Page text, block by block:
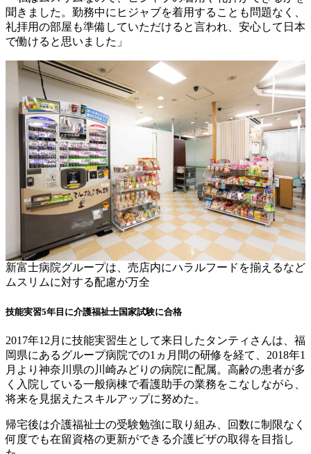
聞きました。勤務中にヒジャブを着用することも問題なく、
礼拝用の部屋も準備していただけると言われ、安心して日本
で働けると思いました」
新富士病院グループは、売店内にハラルフードを揃えるなど
ムスリムに対する配慮が万全
技能実習5年目に介護福祉士国家試験に合格
2017年12月に技能実習生として来日したタンティさんは、福
岡県にあるグループ病院での1ヵ月間の研修を経て、2018年1
月より神奈川県の川崎みどりの病院に配属。高齢の患者が多
く入院している一般病棟で看護助手の業務をこなしながら、
将来を見据えたスキルアップに努めた。
帰宅後は介護福祉士の受験勉強に取り組み、回数に制限なく
何度でも在留資格の更新ができる介護ビザの取得を目指し